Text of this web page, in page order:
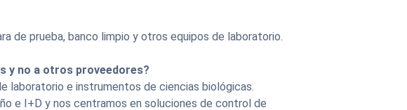
de prueba, banco limpio y otros equipos de laboratorio.
y no a otros proveedores?
laboratorio e instrumentos de ciencias biológicas.
e I+D y nos centramos en soluciones de control de